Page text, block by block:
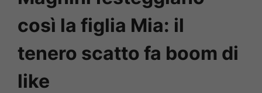
così la figlia Mia: il
tenero scatto fa boom di
like